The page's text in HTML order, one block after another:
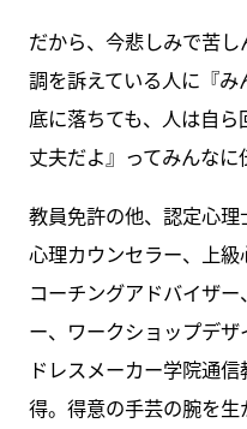
だから、今悲しみで苦
調を訴えている人に『
底に落ちても、人は自
丈夫だよ』ってみんなに
教員免許の他、認定心
心理カウンセラー、上
コーチングアドバイザ
ー、ワークショップデザ
ドレスメーカー学院通
得。得意の手芸の腕を